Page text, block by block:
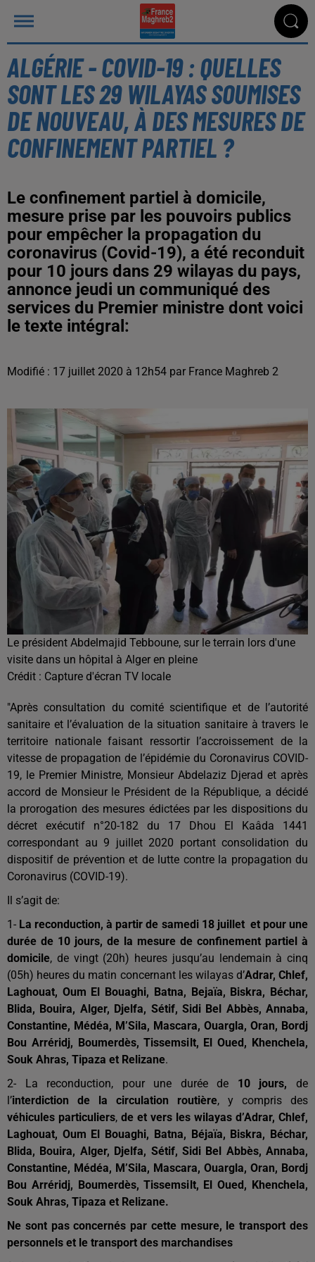
ALGÉRIE - COVID-19 : QUELLES
SONT LES 29 WILAYAS SOUMISES
DE NOUVEAU, À DES MESURES DE
CONFINEMENT PARTIEL ?
Le confinement partiel à domicile,
mesure prise par les pouvoirs publics
pour empêcher la propagation du
coronavirus (Covid-19), a été reconduit
pour 10 jours dans 29 wilayas du pays,
annonce jeudi un communiqué des
services du Premier ministre dont voici
le texte intégral:
Modifié : 17 juillet 2020 à 12h54 par France Maghreb 2
Le président Abdelmajid Tebboune, sur le terrain lors d'une
visite dans un hôpital à Alger en pleine
Crédit : Capture d'écran TV locale
"Après consultation du comité scientifique et de l’autorité
sanitaire et l’évaluation de la situation sanitaire à travers le
territoire nationale faisant ressortir l’accroissement de la
vitesse de propagation de l’épidémie du Coronavirus COVID-
19, le Premier Ministre, Monsieur Abdelaziz Djerad et après
accord de Monsieur le Président de la République, a décidé
la prorogation des mesures édictées par les dispositions du
décret exécutif n°20-182 du 17 Dhou El Kaâda 1441
correspondant au 9 juillet 2020 portant consolidation du
dispositif de prévention et de lutte contre la propagation du
Coronavirus (COVID-19).
Il s’agit de:
1- La reconduction, à partir de samedi 18 juillet et pour une
durée de 10 jours, de la mesure de confinement partiel à
domicile, de vingt (20h) heures jusqu’au lendemain à cinq
(05h) heures du matin concernant les wilayas d’Adrar, Chlef,
Laghouat, Oum El Bouaghi, Batna, Bejaïa, Biskra, Béchar,
Blida, Bouira, Alger, Djelfa, Sétif, Sidi Bel Abbès, Annaba,
Constantine, Médéa, M’Sila, Mascara, Ouargla, Oran, Bordj
Bou Arréridj, Boumerdès, Tissemsilt, El Oued, Khenchela,
Souk Ahras, Tipaza et Relizane.
2-
La reconduction, pour une durée de 10 jours, de
l’interdiction de la circulation routière, y compris des
véhicules particuliers, de et vers les wilayas d’Adrar, Chlef,
Laghouat, Oum El Bouaghi, Batna, Béjaïa, Biskra, Béchar,
Blida, Bouira, Alger, Djelfa, Sétif, Sidi Bel Abbès, Annaba,
Constantine, Médéa, M’Sila, Mascara, Ouargla, Oran, Bordj
Bou Arréridj, Boumerdès, Tissemsilt, El Oued, Khenchela,
Souk Ahras, Tipaza et Relizane.
Ne sont pas concernés par cette mesure, le transport des
personnels et le transport des marchandises